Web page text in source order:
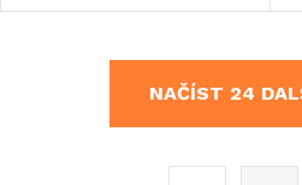
ručník s vaflovou strukturou
extrémní savost o rozměru
NAČÍST 24